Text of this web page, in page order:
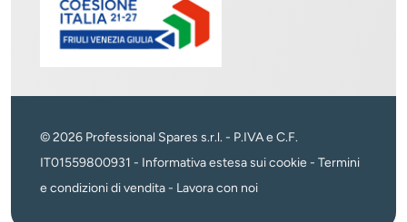
© 2026 Professional Spares s.r.l. - P.IVA e C.F.
IT01559800931 - Informativa estesa sui cookie - Termini
e condizioni di vendita- Lavora con noi